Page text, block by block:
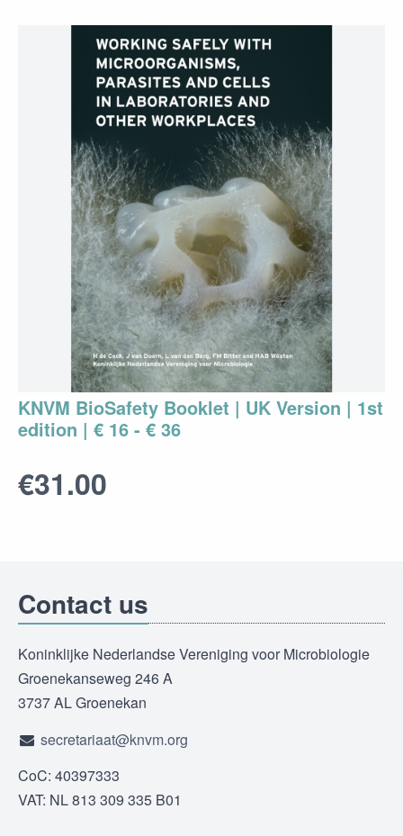
KNVM BioSafety Booklet | UK Version | 1st
edition | € 16 - € 36
€31.00
Contact us
Koninklijke Nederlandse Vereniging voor Microbiologie
Groenekanseweg 246 A
3737 AL Groenekan
secretariaat@knvm.org
CoC: 40397333
VAT: NL 813 309 335 B01